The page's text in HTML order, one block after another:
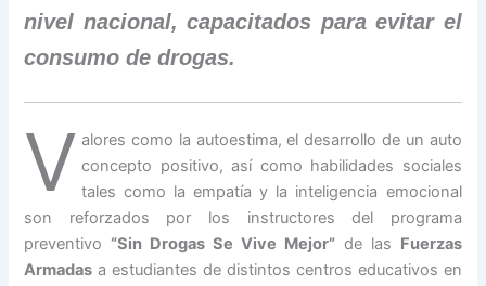
nivel nacional, capacitados para evitar el
consumo de drogas.
V alores como la autoestima, el desarrollo de un auto
concepto positivo, así como habilidades sociales
tales como la empatía y la inteligencia emocional
son reforzados por los instructores del programa
preventivo “Sin Drogas Se Vive Mejor”de las Fuerzas
Armadas a estudiantes de distintos centros educativos en